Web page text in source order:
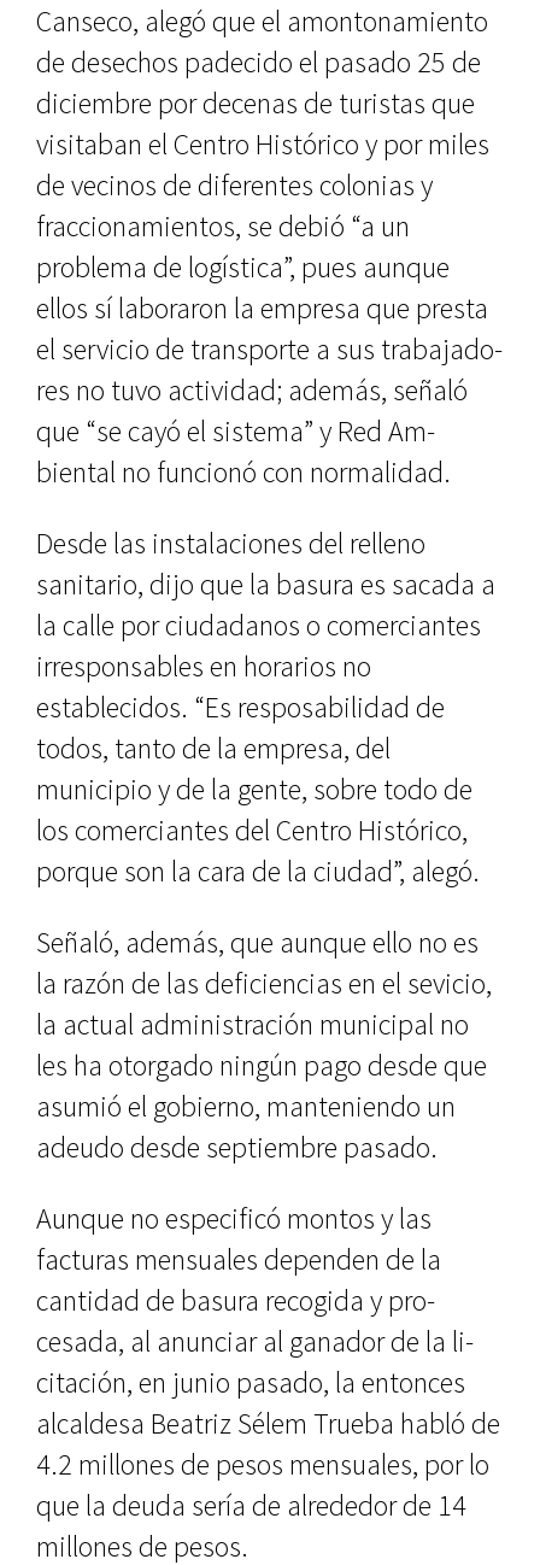
Canseco, alegó que el amontonamiento
de desechos pade­cido el pasado 25 de
diciembre por decenas de turistas que
visitaban el Centro Histórico y por miles
de veci­nos de diferentes colonias y
fraccio­namientos, se debió “a un
problema de logística”, pues aunque
ellos sí la­boraron la empresa que presta
el ser­vicio de transporte a sus trabajado­
res no tuvo actividad; además, señaló
que “se cayó el sistema” y Red Am­
biental no funcionó con normalidad.
Desde las instalaciones del relle­no
sanitario, dijo que la basura es sacada a
la calle por ciudadanos o comerciantes
irresponsables en ho­rarios no
establecidos. “Es resposa­bilidad de
todos, tanto de la empre­sa, del
municipio y de la gente, sobre todo de
los comerciantes del Centro Histórico,
porque son la cara de la ciudad”, alegó.
Señaló, además, que aunque ello no es
la razón de las deficiencias en el sevicio,
la actual administración municipal no
les ha otorgado ningún pago desde que
asumió el gobierno, manteniendo un
adeudo desde sep­tiembre pasado.
Aunque no especificó montos y las
facturas mensuales dependen de la
cantidad de basura recogida y pro­
cesada, al anunciar al ganador de la li­
citación, en junio pasado, la entonces
alcaldesa Beatriz Sélem Trueba habló de
4.2 millones de pesos mensuales, por lo
que la deuda sería de alrededor de 14
millones de pesos.